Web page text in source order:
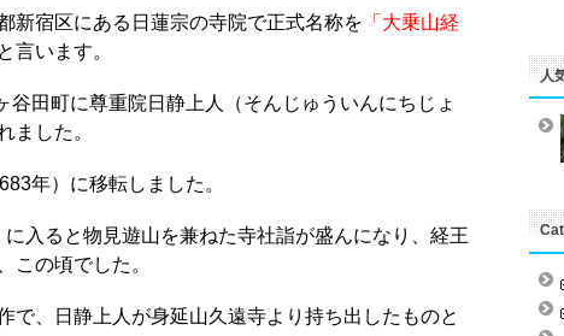
新宿区にある日蓮宗の寺院で正式名称を 「大乗山経
言います。
田町に尊重院日静上人（そんじゅういんにちじょ
ました。
年）に移転しました。
入ると物見遊山を兼ねた寺社詣が盛んになり、経王
この頃でした。
で、日静上人が身延山久遠寺より持ち出したものと
人